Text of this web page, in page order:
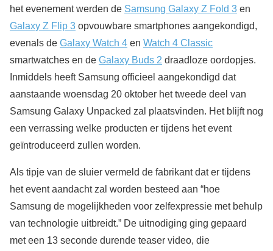
het evenement werden de Samsung Galaxy Z Fold 3 en
Galaxy Z Flip 3 opvouwbare smartphones aangekondigd,
evenals de Galaxy Watch 4 en Watch 4 Classic
smartwatches en de Galaxy Buds 2 draadloze oordopjes.
Inmiddels heeft Samsung officieel aangekondigd dat
aanstaande woensdag 20 oktober het tweede deel van
Samsung Galaxy Unpacked zal plaatsvinden. Het blijft nog
een verrassing welke producten er tijdens het event
geïntroduceerd zullen worden.
Als tipje van de sluier vermeld de fabrikant dat er tijdens
het event aandacht zal worden besteed aan “hoe
Samsung de mogelijkheden voor zelfexpressie met behulp
van technologie uitbreidt.” De uitnodiging ging gepaard
met een 13 seconde durende teaser video, die